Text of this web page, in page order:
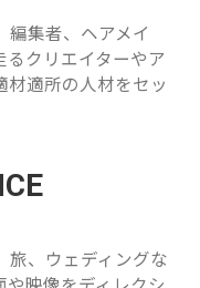
編集者、ヘアメイ
クリエイターやア
適所の人材をセッ
旅、ウェディングな